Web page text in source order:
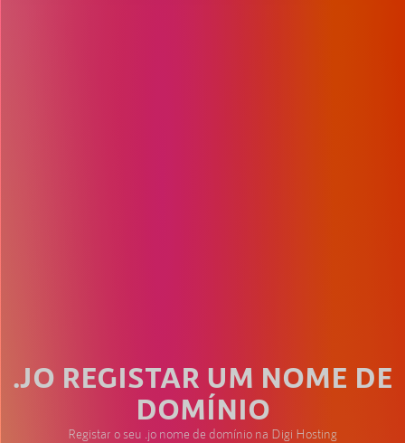
.JO REGISTAR UM NOME DE
DOMÍNIO
Registar o seu .jo nome de domínio na Digi Hosting